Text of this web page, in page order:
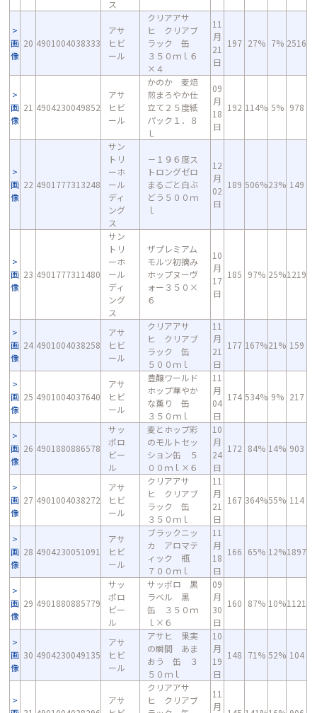
ス
画
像
20 4901004038333
アサ
ヒビ
ール
クリアアサ
ヒ クリアブ
ラック 缶
３５０ｍｌ６
×４
11
月
21
日
197 27% 7% 2516
画
像
21 4904230049852
アサ
ヒビ
ール
かのか 麦焙
煎まろやか仕
立て２５度紙
パック１．８
Ｌ
09
月
18
日
192 114% 5% 978
画
像
22 4901777313248
サン
トリ
ーホ
ール
ディ
ング
ス
－１９６度ス
トロングゼロ
まるごと白ぶ
どう５００ｍ
ｌ
12
月
02
日
189 506%23% 149
画
像
23 4901777311480
サン
トリ
ーホ
ール
ディ
ング
ス
ザプレミアム
モルツ初摘み
ホップヌーヴ
ォー３５０×
６
10
月
17
日
185 97% 25%1219
画
像
24 4901004038258
アサ
ヒビ
ール
クリアアサ
ヒ クリアブ
ラック 缶
５００ｍｌ
11
月
21
日
177 167%21% 159
画
像
25 4901004037640
アサ
ヒビ
ール
豊醸ワールド
ホップ華やか
な薫り 缶
３５０ｍｌ
11
月
04
日
174 534% 9% 217
画
像
26 4901880886578
サッ
ポロ
ビー
ル
麦とホップ彩
のモルトセッ
ション缶 ５
００ｍｌ×６
10
月
24
日
172 84% 14% 903
画
像
27 4901004038272
アサ
ヒビ
ール
クリアアサ
ヒ クリアブ
ラック 缶
３５０ｍｌ
11
月
21
日
167 364%55% 114
画
像
28 4904230051091
アサ
ヒビ
ール
ブラックニッ
カ アロマテ
ィック 瓶
７００ｍｌ
11
月
18
日
166 65% 12%1897
画
像
29 4901880885779
サッ
ポロ
ビー
ル
サッポロ 黒
ラベル 黒
缶 ３５０ｍ
ｌ×６
09
月
30
日
160 87% 10%1121
画
像
30 4904230049135
アサ
ヒビ
ール
アサヒ 果実
の瞬間 あま
おう 缶 ３
５０ｍｌ
10
月
19
日
148 71% 52% 104
アサ
クリアアサ
ヒ クリアブ
11
月